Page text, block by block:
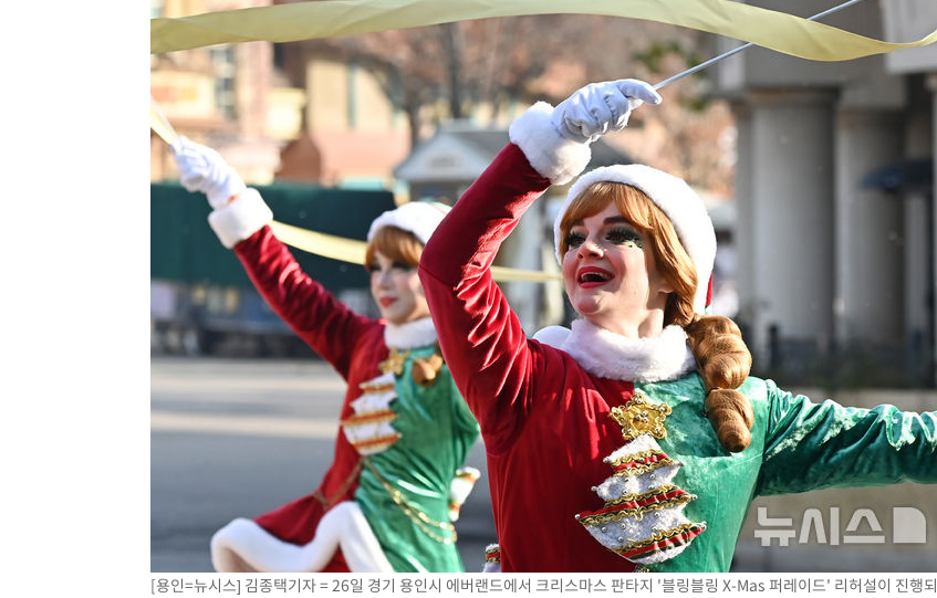
[용인=뉴시스] 김종택기자 = 26일 경기 용인시 에버랜드에서 크리스마스 판타지 '블링블링 X-Mas 퍼레이드' 리허설이 진행되